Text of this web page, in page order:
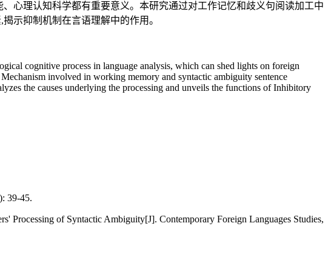
心理认知科学都有重要意义。本研究通过对工作记忆和歧义句阅读加工中
示抑制机制在言语理解中的作用。
cognitive process in language analysis, which can shed lights on foreign
involved in working memory and syntactic ambiguity sentence
the causes underlying the processing and unveils the functions of Inhibitory
39-45.
of Syntactic Ambiguity[J]. Contemporary Foreign Languages Studies,